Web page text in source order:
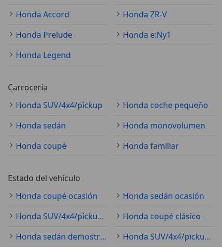
Honda Accord
Honda ZR-V
Honda Prelude
Honda e:Ny1
Honda Legend
Carrocería
Honda SUV/4x4/pickup
Honda coche pequeño
Honda sedán
Honda monovolumen
Honda coupé
Honda familiar
Estado del vehículo
Honda coupé ocasión
Honda sedán ocasión
Honda SUV/4x4/pickup ocasión
Honda coupé clásico
Honda sedán demostración
Honda SUV/4x4/pickup KM0